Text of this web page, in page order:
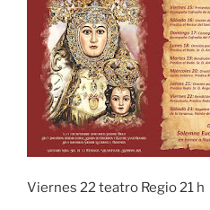
Viernes 22 teatro Regio 21 h